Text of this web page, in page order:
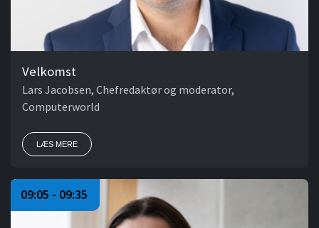
Velkomst
Lars Jacobsen, Chefredaktør og moderator,
Computerworld
LÆS MERE
09:05 - 09:35